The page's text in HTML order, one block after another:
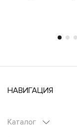
НАВИГАЦИЯ
Каталог